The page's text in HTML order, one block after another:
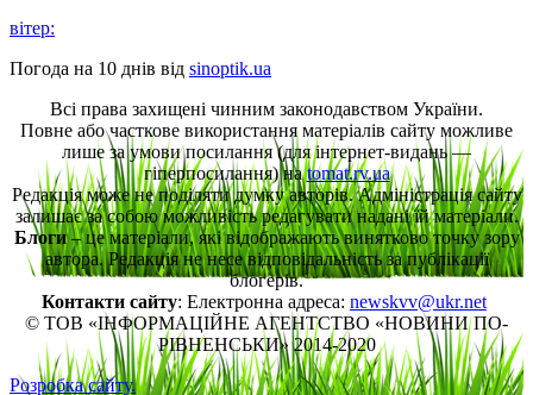
вітер:
Погода на 10 днів від sinoptik.ua
Всі права захищені чинним законодавством України.
Повне або часткове використання матеріалів сайту можливе
лише за умови посилання (для інтернет-видань —
гіперпосилання) наtomat.rv.ua
Редакція може не поділяти думку авторів. Адміністрація сайту
залишає за собою можливість редагувати надані їй матеріали.
Блоги– це матеріали, які відображають винятково точку зору
автора. Редакція не несе відповідальність за публікації
блогерів.
Контакти сайту: Електронна адреса: newskvv@ukr.net
© ТОВ «ІНФОРМАЦІЙНЕ АГЕНТСТВО «НОВИНИ ПО-
РІВНЕНСЬКИ» 2014-2020
Розробка сайту.